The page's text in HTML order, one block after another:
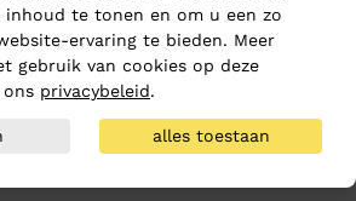
inhoud te tonen en om u een zo
ervaring te bieden. Meer
gebruik van cookies op deze
privacybeleid.
alles toestaan